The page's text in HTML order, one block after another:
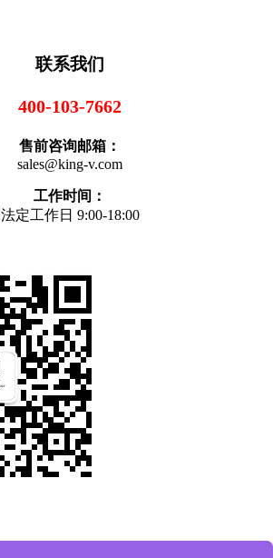
联系我们
400-103-7662
售前咨询邮箱：
sales@king-v.com
工作时间：
法定工作日 9:00-18:00